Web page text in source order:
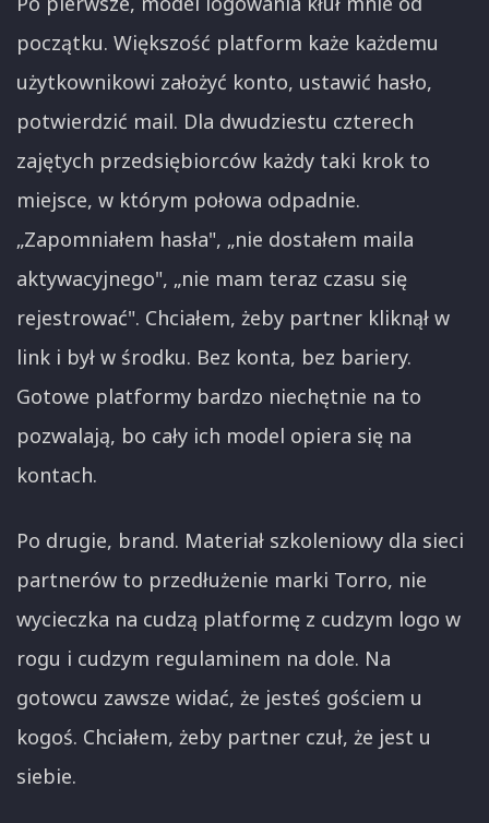
początku. Większość platform każe każdemu
użytkownikowi założyć konto, ustawić hasło,
potwierdzić mail. Dla dwudziestu czterech
zajętych przedsiębiorców każdy taki krok to
miejsce, w którym połowa odpadnie.
„Zapomniałem hasła", „nie dostałem maila
aktywacyjnego", „nie mam teraz czasu się
rejestrować". Chciałem, żeby partner kliknął w
link i był w środku. Bez konta, bez bariery.
Gotowe platformy bardzo niechętnie na to
pozwalają, bo cały ich model opiera się na
kontach.
Po drugie, brand. Materiał szkoleniowy dla sieci
partnerów to przedłużenie marki Torro, nie
wycieczka na cudzą platformę z cudzym logo w
rogu i cudzym regulaminem na dole. Na
gotowcu zawsze widać, że jesteś gościem u
kogoś. Chciałem, żeby partner czuł, że jest u
siebie.